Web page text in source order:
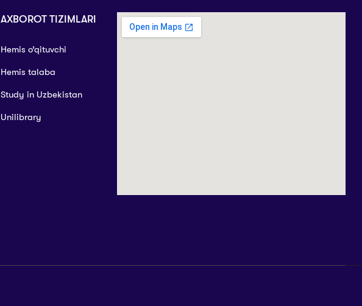
AXBOROT TIZIMLARI
Hemis o’qituvchi
Hemis talaba
Study in Uzbekistan
Unilibrary